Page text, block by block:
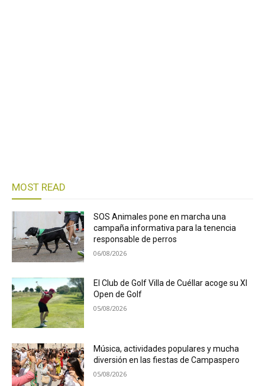
MOST READ
SOS Animales pone en marcha una
campaña informativa para la tenencia
responsable de perros
06/08/2026
El Club de Golf Villa de Cuéllar acoge su XI
Open de Golf
05/08/2026
Música, actividades populares y mucha
diversión en las fiestas de Campaspero
05/08/2026